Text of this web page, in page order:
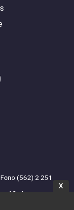
(562) 2 251
13.cl
X